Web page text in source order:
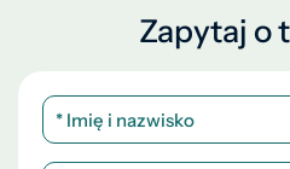
Zapytaj o